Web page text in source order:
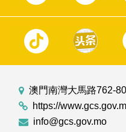
澳門南灣大馬路762-
https://
info@gcs.gov.mo